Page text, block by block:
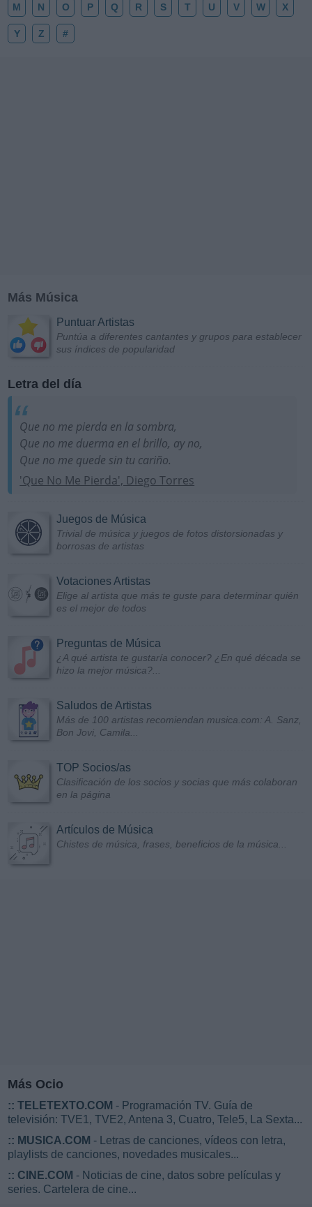
M N O P Q R S T U V W X
Y Z #
Más Música
Puntuar Artistas
Puntúa a diferentes cantantes y grupos para establecer
sus índices de popularidad
Letra del día
Que no me pierda en la sombra,
Que no me duerma en el brillo, ay no,
Que no me quede sin tu cariño.
'Que No Me Pierda', Diego Torres
Juegos de Música
Trivial de música y juegos de fotos distorsionadas y
borrosas de artistas
Votaciones Artistas
Elige al artista que más te guste para determinar quién
es el mejor de todos
Preguntas de Música
¿A qué artista te gustaría conocer? ¿En qué década se
hizo la mejor música?...
Saludos de Artistas
Más de 100 artistas recomiendan musica.com: A. Sanz,
Bon Jovi, Camila...
TOP Socios/as
Clasificación de los socios y socias que más colaboran
en la página
Artículos de Música
Chistes de música, frases, beneficios de la música...
Más Ocio
:: TELETEXTO.COM - Programación TV. Guía de
televisión: TVE1, TVE2, Antena 3, Cuatro, Tele5, La Sexta...
:: MUSICA.COM - Letras de canciones, vídeos con letra,
playlists de canciones, novedades musicales...
:: CINE.COM - Noticias de cine, datos sobre películas y
series. Cartelera de cine...